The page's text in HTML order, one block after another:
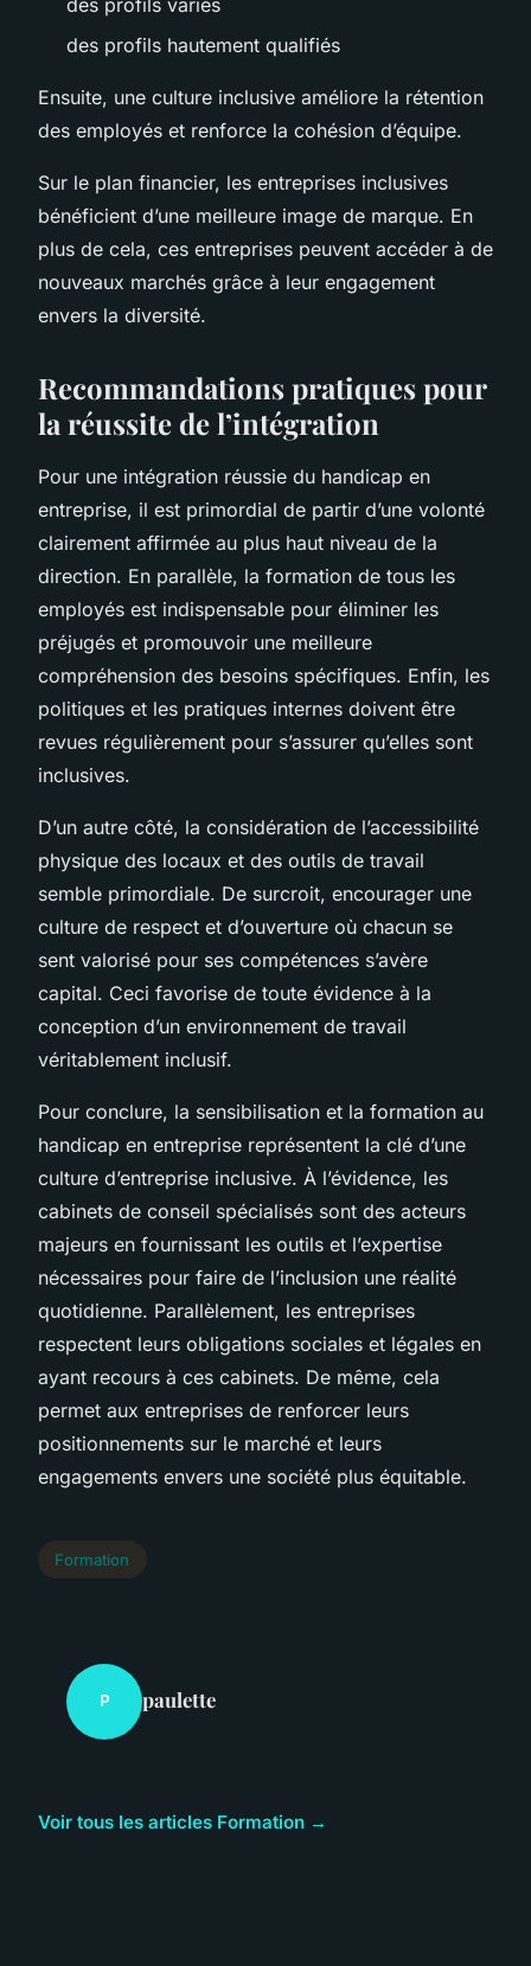
des profils hautement qualifiés
Ensuite, une culture inclusive améliore la rétention
des employés et renforce la cohésion d’équipe.
Sur le plan financier, les entreprises inclusives
bénéficient d’une meilleure image de marque. En
plus de cela, ces entreprises peuvent accéder à de
nouveaux marchés grâce à leur engagement
envers la diversité.
Recommandations pratiques pour
la réussite de l’intégration
Pour une intégration réussie du handicap en
entreprise, il est primordial de partir d’une volonté
clairement affirmée au plus haut niveau de la
direction. En parallèle, la formation de tous les
employés est indispensable pour éliminer les
préjugés et promouvoir une meilleure
compréhension des besoins spécifiques. Enfin, les
politiques et les pratiques internes doivent être
revues régulièrement pour s’assurer qu’elles sont
inclusives.
D’un autre côté, la considération de l’accessibilité
physique des locaux et des outils de travail
semble primordiale. De surcroit, encourager une
culture de respect et d’ouverture où chacun se
sent valorisé pour ses compétences s’avère
capital. Ceci favorise de toute évidence à la
conception d’un environnement de travail
véritablement inclusif.
Pour conclure, la sensibilisation et la formation au
handicap en entreprise représentent la clé d’une
culture d’entreprise inclusive. À l’évidence, les
cabinets de conseil spécialisés sont des acteurs
majeurs en fournissant les outils et l’expertise
nécessaires pour faire de l’inclusion une réalité
quotidienne. Parallèlement, les entreprises
respectent leurs obligations sociales et légales en
ayant recours à ces cabinets. De même, cela
permet aux entreprises de renforcer leurs
positionnements sur le marché et leurs
engagements envers une société plus équitable.
Formation
P paulette
Voir tous les articles Formation →